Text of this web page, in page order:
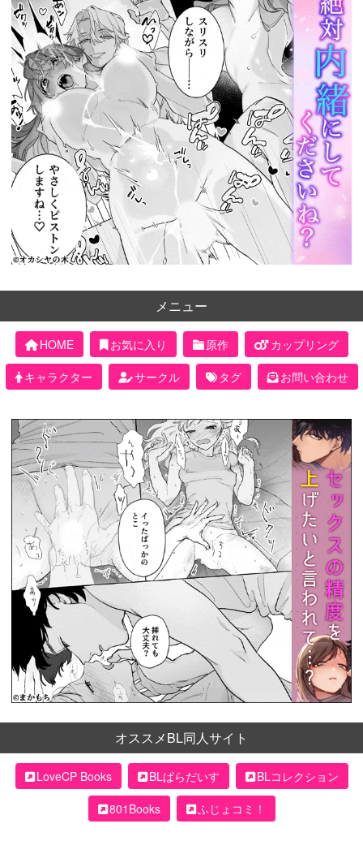
メニュー
HOME お気に入り 原作
カップリング
キャラクター
サークル タグ お問い合わせ
オススメBL同人サイト
LoveCP Books BLぱらだいす
BLコレクション
801Books
ふじょコミ！